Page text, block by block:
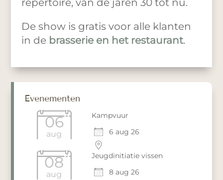
De show is gratis voor alle klanten
in de brasserie en het restaurant.
Evenementen
06
aug
Kampvuur
6 aug 26
08
aug
Jeugdinitiatie vissen
8 aug 26